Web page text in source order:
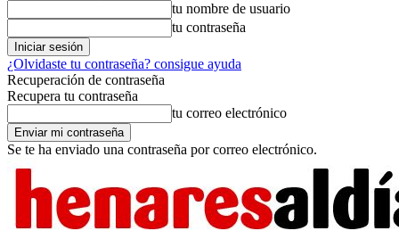
tu nombre de usuario
tu contraseña
¿Olvidaste tu contraseña? consigue ayuda
Recuperación de contraseña
Recupera tu contraseña
tu correo electrónico
Se te ha enviado una contraseña por correo electrónico.